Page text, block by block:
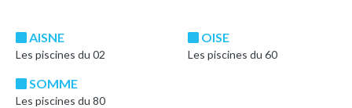
AISNE
Les piscines du 02
OISE
Les piscines du 60
SOMME
Les piscines du 80